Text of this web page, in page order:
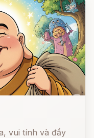
vui tính và đầy